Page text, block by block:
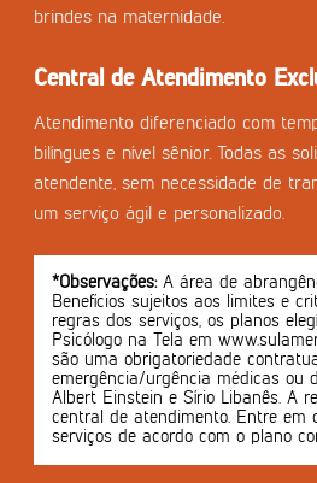
brindes na maternidade.
Central de Atendimento
Atendimento diferenciado com
bilíngues e nível sênior. Todas as
atendente, sem necessidade de
um serviço ágil e personalizado.
*Observações:A área de
Benefícios sujeitos aos limites e
regras dos serviços, os planos
Psicólogo na Tela em
são uma obrigatoriedade
emergência/urgência médicas ou
Albert Einstein e Sírio Libanês. A
central de atendimento. Entre em
serviços de acordo com o plano